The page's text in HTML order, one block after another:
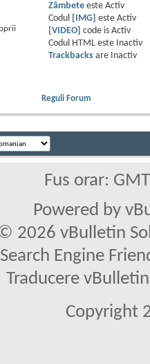
Zâmbeteeste Activ
Codul
[IMG] este Activ
[VIDEO]
code is Activ
Codul HTML este
Inactiv
Trackbacksare
Inactiv
Reguli Forum
Fus orar:
Powered by
2026 vBulletin
Search Engine
Traducere
Copyright